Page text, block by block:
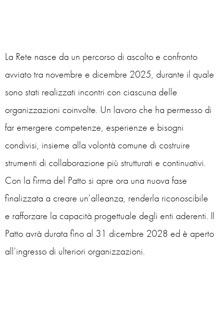
La Rete nasce da un percorso di ascolto e confronto
avviato tra novembre e dicembre 2025, durante il quale
sono stati realizzati incontri con ciascuna delle
organizzazioni coinvolte. Un lavoro che ha permesso di
far emergere competenze, esperienze e bisogni
condivisi, insieme alla volontà comune di costruire
strumenti di collaborazione più strutturati e continuativi.
Con la firma del Patto si apre ora una nuova fase
finalizzata a creare un’alleanza, renderla riconoscibile
e rafforzare la capacità progettuale degli enti aderenti. Il
Patto avrà durata fino al 31 dicembre 2028 ed è aperto
all’ingresso di ulteriori organizzazioni.